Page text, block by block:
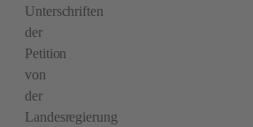
Unterschriften
der
Petition
von
der
Landesregierung